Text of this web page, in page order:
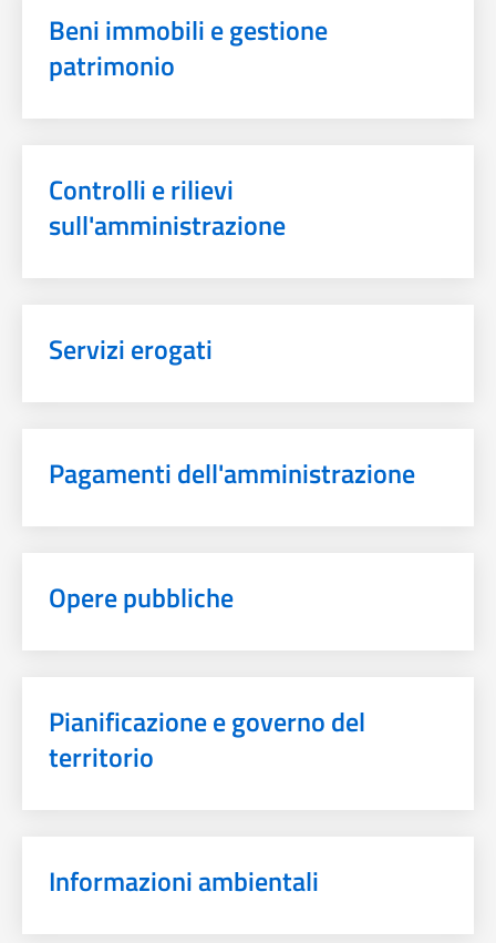
Beni immobili e gestione
patrimonio
Controlli e rilievi
sull'amministrazione
Servizi erogati
Pagamenti dell'amministrazione
Opere pubbliche
Pianificazione e governo del
territorio
Informazioni ambientali